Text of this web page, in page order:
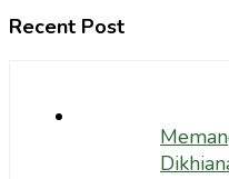
Recent Post